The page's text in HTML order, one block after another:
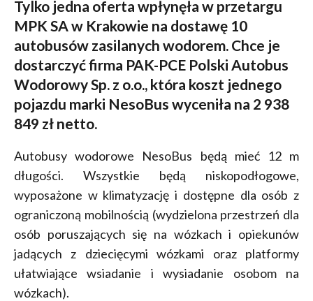
Tylko jedna oferta wpłynęła w przetargu
MPK SA w Krakowie na dostawę 10
autobusów zasilanych wodorem. Chce je
dostarczyć firma PAK-PCE Polski Autobus
Wodorowy Sp. z o.o., która koszt jednego
pojazdu marki NesoBus wyceniła na 2 938
849 zł netto.
Autobusy wodorowe NesoBus będą mieć 12 m
długości. Wszystkie będą niskopodłogowe,
wyposażone w klimatyzację i dostępne dla osób z
ograniczoną mobilnością (wydzielona przestrzeń dla
osób poruszających się na wózkach i opiekunów
jadących z dziecięcymi wózkami oraz platformy
ułatwiające wsiadanie i wysiadanie osobom na
wózkach).